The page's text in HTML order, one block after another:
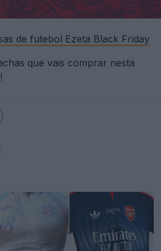
de futebol Ezeta Black Friday
que vais comprar nesta